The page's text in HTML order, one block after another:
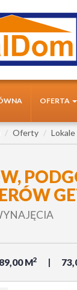
OFERTA
Oferty Lokale
89,00 M2